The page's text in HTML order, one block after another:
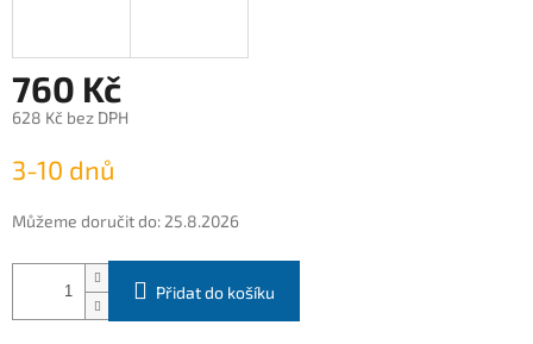
760 Kč
628 Kč bez DPH
cena:
3-10 dnů
Můžeme doručit do: 25.8.2026
Přidat do košíku